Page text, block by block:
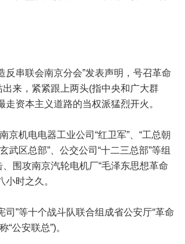
串联会南京分会”发表声明，号召革命
来，紧紧跟上两头(指中央和广大群
走资本主义道路的当权派猛烈开火。
机电电器工业公司“红卫军”、“工总朝
武区总部”、公交公司“十二三总部”等组
围攻南京汽轮电机厂“毛泽东思想革命
小时之久。
”等十个战斗队联合组成省公安厅“革命
“公安联总”)。